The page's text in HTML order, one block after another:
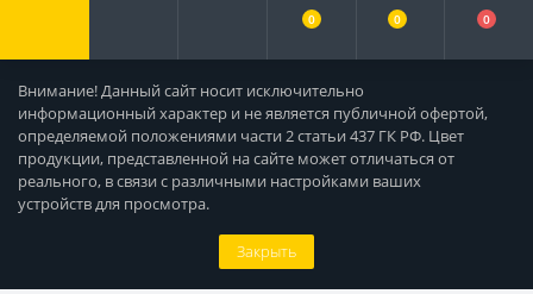
Внимание! Данный сайт носит исключительно
информационный характер и не является публичной офертой,
определяемой положениями части 2 статьи 437 ГК РФ. Цвет
продукции, представленной на сайте может отличаться от
реального, в связи с различными настройками ваших
устройств для просмотра.
Закрыть
0 0 0